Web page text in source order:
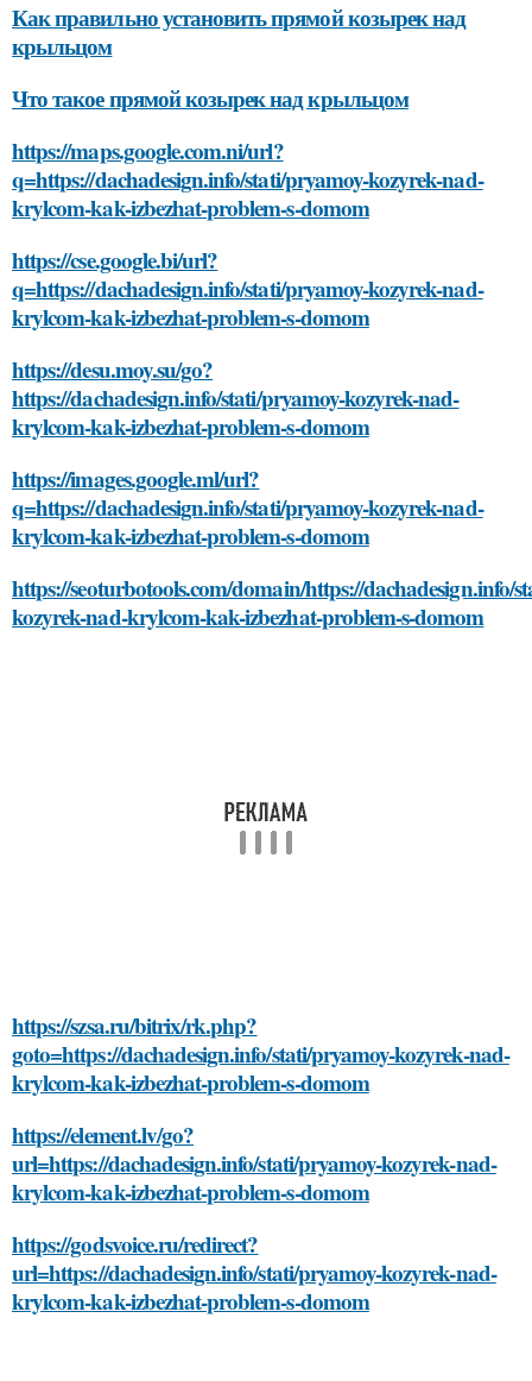
Как правильно установить прямой козырек над
крыльцом
Что такое прямой козырек над крыльцом
https://maps.google.com.ni/url?
q=https://dachadesign.info/stati/pryamoy-kozyrek-nad-
krylcom-kak-izbezhat-problem-s-domom
https://cse.google.bi/url?
q=https://dachadesign.info/stati/pryamoy-kozyrek-nad-
krylcom-kak-izbezhat-problem-s-domom
https://desu.moy.su/go?
https://dachadesign.info/stati/pryamoy-kozyrek-nad-
krylcom-kak-izbezhat-problem-s-domom
https://images.google.ml/url?
q=https://dachadesign.info/stati/pryamoy-kozyrek-nad-
krylcom-kak-izbezhat-problem-s-domom
https://seoturbotools.com/domain/https://dachadesign.info/
kozyrek-nad-krylcom-kak-izbezhat-problem-s-domom
https://szsa.ru/bitrix/rk.php?
goto=https://dachadesign.info/stati/pryamoy-kozyrek-nad-
krylcom-kak-izbezhat-problem-s-domom
https://element.lv/go?
url=https://dachadesign.info/stati/pryamoy-kozyrek-nad-
krylcom-kak-izbezhat-problem-s-domom
https://godsvoice.ru/redirect?
url=https://dachadesign.info/stati/pryamoy-kozyrek-nad-
krylcom-kak-izbezhat-problem-s-domom